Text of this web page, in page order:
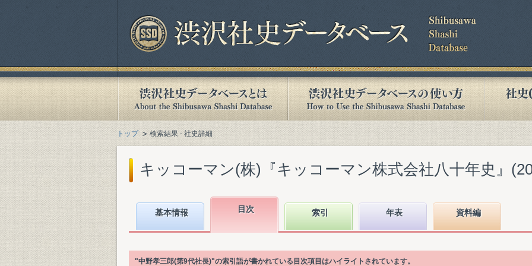
トップ 検索結果 - 社史詳細
キッコーマン(株)『キッコーマン株式会社八十年史』
基本情報 目次 索引 年表 資料編
"中野孝三郎(第9代社長)"の索引語が書かれている目次項目はハイライトされています。